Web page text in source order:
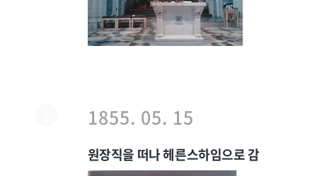
1855. 05. 15
원장직을 떠나 헤른스하임으로 감